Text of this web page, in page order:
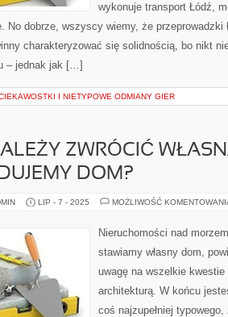
wykonuje transport Łódź,
No dobrze, wszyscy wiemy, że
charakteryzować się solidnością, bo nikt
– jednak jak […]
I NIETYPOWE ODMIANY GIER
ZWRÓCIĆ
DOM?
LIP - 7 - 2025 MOŻLIWOŚĆ
Nieruchomości nad
stawiamy własny dom,
uwagę na wszelkie
architekturą. W końcu
coś najzupełniej